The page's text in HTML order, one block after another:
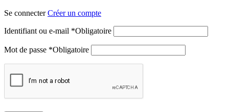
Se connecterCréer un compte
Identifiant ou e-mail *Obligatoire
Mot de passe *Obligatoire